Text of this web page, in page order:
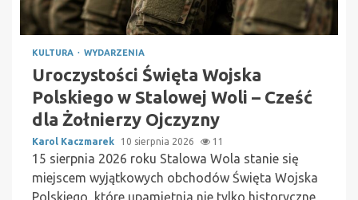
KULTURA WYDARZENIA
Uroczystości Święta Wojska
Polskiego w Stalowej Woli – Cześć
dla Żołnierzy Ojczyzny
Karol Kaczmarek 10 sierpnia 2026 11
15 sierpnia 2026 roku Stalowa Wola stanie się
miejscem wyjątkowych obchodów Święta Wojska
Polskiego, które upamiętnia nie tylko historyczne